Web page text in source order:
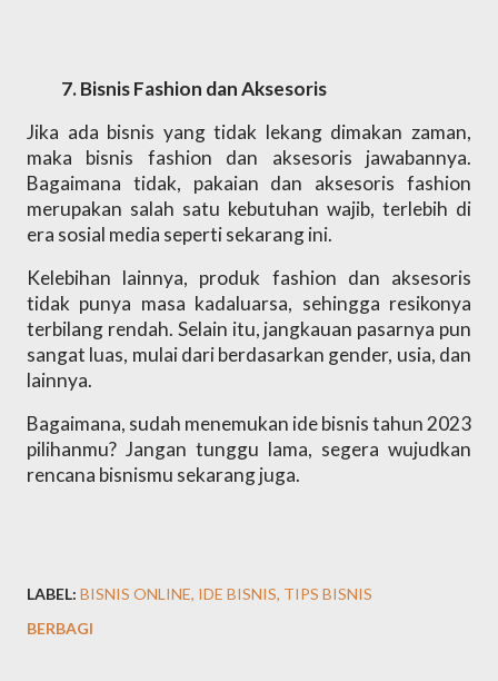
Bisnis Fashion dan Aksesoris
Jika ada bisnis yang tidak lekang dimakan zaman,
maka bisnis fashion dan aksesoris jawabannya.
Bagaimana tidak, pakaian dan aksesoris fashion
merupakan salah satu kebutuhan wajib, terlebih di
era sosial media seperti sekarang ini.
Kelebihan lainnya, produk fashion dan aksesoris
tidak punya masa kadaluarsa, sehingga resikonya
terbilang rendah. Selain itu, jangkauan pasarnya pun
sangat luas, mulai dari berdasarkan gender, usia, dan
lainnya.
Bagaimana, sudah menemukan ide bisnis tahun 2023
pilihanmu? Jangan tunggu lama, segera wujudkan
rencana bisnismu sekarang juga.
LABEL: BISNIS ONLINE IDE BISNIS TIPS BISNIS
BERBAGI